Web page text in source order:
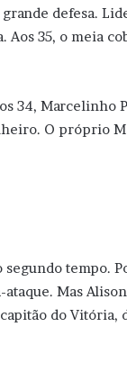
grande defesa.
Aos 35, o meia
34, Marcelinho
O próprio
tempo.
Mas
do Vitória,